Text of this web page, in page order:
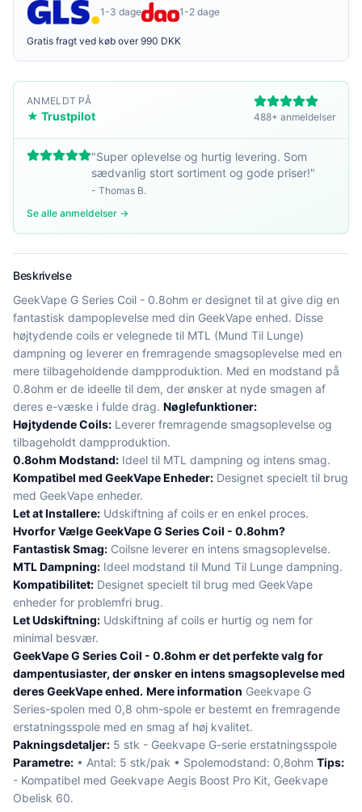
1-3 dage 1-2 dage
Gratis fragt ved køb over 990 DKK
ANMELDT PÅ
★ Trustpilot 488+ anmeldelser
"Super oplevelse og hurtig levering. Som
sædvanlig stort sortiment og gode priser!"
- Thomas B.
Se alle anmeldelser →
Beskrivelse
GeekVape G Series Coil - 0.8ohm er designet til at give dig en
fantastisk dampoplevelse med din GeekVape enhed. Disse
højtydende coils er velegnede til MTL (Mund Til Lunge)
dampning og leverer en fremragende smagsoplevelse med en
mere tilbageholdende dampproduktion. Med en modstand på
0.8ohm er de ideelle til dem, der ønsker at nyde smagen af
deres e-væske i fulde drag. Nøglefunktioner:
Højtydende Coils: Leverer fremragende smagsoplevelse og
tilbageholdt dampproduktion.
0.8ohm Modstand: Ideel til MTL dampning og intens smag.
Kompatibel med GeekVape Enheder: Designet specielt til brug
med GeekVape enheder.
Let at Installere: Udskiftning af coils er en enkel proces.
Hvorfor Vælge GeekVape G Series Coil - 0.8ohm?
Fantastisk Smag: Coilsne leverer en intens smagsoplevelse.
MTL Dampning: Ideel modstand til Mund Til Lunge dampning.
Kompatibilitet: Designet specielt til brug med GeekVape
enheder for problemfri brug.
Let Udskiftning: Udskiftning af coils er hurtig og nem for
minimal besvær.
GeekVape G Series Coil - 0.8ohm er det perfekte valg for
dampentusiaster, der ønsker en intens smagsoplevelse med
deres GeekVape enhed. Mere information Geekvape G
Series-spolen med 0,8 ohm-spole er bestemt en fremragende
erstatningsspole med en smag af høj kvalitet.
Pakningsdetaljer: 5 stk - Geekvape G-serie erstatningsspole
Parametre: • Antal: 5 stk/pak • Spolemodstand: 0,8ohm Tips:
- Kompatibel med Geekvape Aegis Boost Pro Kit, Geekvape
Obelisk 60.